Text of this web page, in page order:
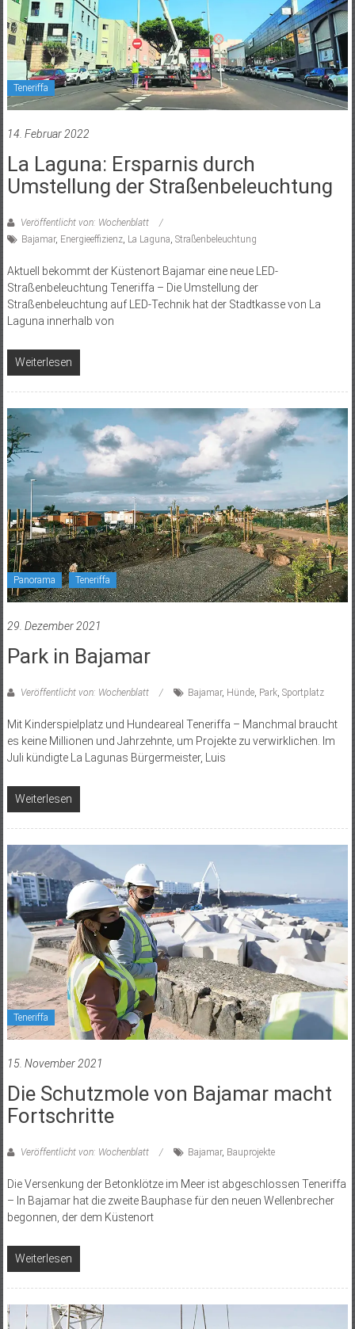
Teneriffa
14. Februar 2022
La Laguna: Ersparnis durch
Umstellung der Straßenbeleuchtung
Veröffentlicht von: Wochenblatt
Bajamar, Energieeffizienz, La Laguna Straßenbeleuchtung
Aktuell bekommt der Küstenort Bajamar eine neue LED-
Straßenbeleuchtung Teneriffa – Die Umstellung der
Straßenbeleuchtung auf LED-Technik hat der Stadtkasse von La
Laguna innerhalb von
Weiterlesen
Panorama Teneriffa
29. Dezember 2021
Park in Bajamar
Veröffentlicht von: Wochenblatt Bajamar, Hünde, Park, Sportplatz
Mit Kinderspielplatz und Hundeareal Teneriffa – Manchmal braucht
es keine Millionen und Jahrzehnte, um Projekte zu verwirklichen. Im
Juli kündigte La Lagunas Bürgermeister, Luis
Weiterlesen
Teneriffa
15. November 2021
Die Schutzmole von Bajamar macht
Fortschritte
Veröffentlicht von: Wochenblatt Bajamar, Bauprojekte
Die Versenkung der Betonklötze im Meer ist abgeschlossen Teneriffa
– In Bajamar hat die zweite Bauphase für den neuen Wellenbrecher
begonnen, der dem Küstenort
Weiterlesen